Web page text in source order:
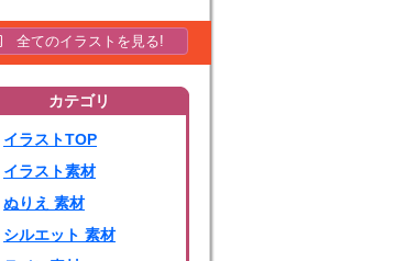
全てのイラストを見る!
カテゴリ
イラストTOP
イラスト素材
ぬりえ 素材
シルエット 素材